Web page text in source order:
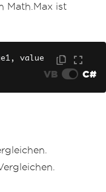
Math.Max ist
,
value
VB C#